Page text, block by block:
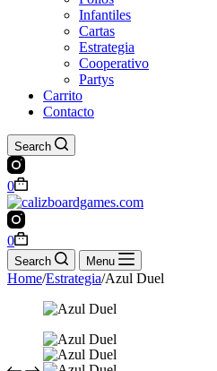
Infantiles
Cartas
Estrategia
Cooperativo
Partys
Carrito
Contacto
Search
Shopping
cart
0
Shopping
cart
0
Search Menu
Home/Estrategia/Azul Duel